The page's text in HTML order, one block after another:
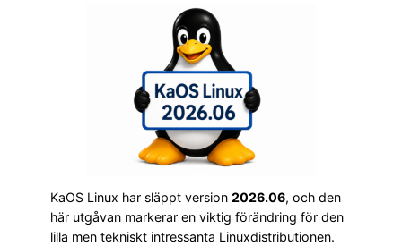
KaOS Linux har släppt version 2026.06, och den
här utgåvan markerar en viktig förändring för den
lilla men tekniskt intressanta Linuxdistributionen.